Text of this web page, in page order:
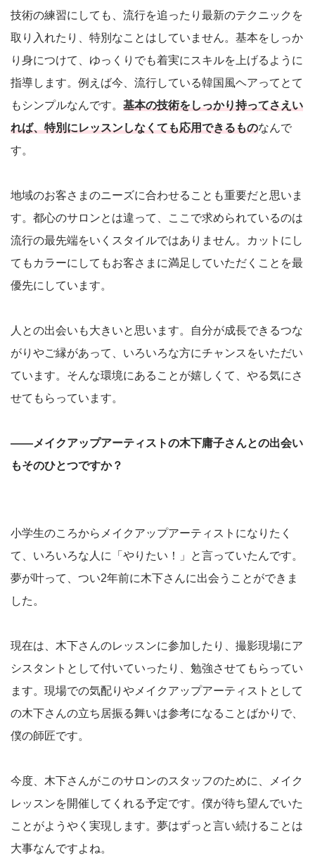
技術の練習にしても、流行を追ったり最新のテクニックを
取り入れたり、特別なことはしていません。基本をしっか
り身につけて、ゆっくりでも着実にスキルを上げるように
指導します。例えば今、流行している韓国風ヘアってとて
もシンプルなんです。 基本の技術をしっかり持ってさえい
れば、特別にレッスンしなくても応用できるものなんで
す。
地域のお客さまのニーズに合わせることも重要だと思いま
す。都心のサロンとは違って、ここで求められているのは
流行の最先端をいくスタイルではありません。カットにし
てもカラーにしてもお客さまに満足していただくことを最
優先にしています。
人との出会いも大きいと思います。自分が成長できるつな
がりやご縁があって、いろいろな方にチャンスをいただい
ています。そんな環境にあることが嬉しくて、やる気にさ
せてもらっています。
――メイクアップアーティストの木下庸子さんとの出会い
もそのひとつですか？
小学生のころからメイクアップアーティストになりたく
て、いろいろな人に「やりたい！」と言っていたんです。
夢が叶って、つい2年前に木下さんに出会うことができま
した。
現在は、木下さんのレッスンに参加したり、撮影現場にア
シスタントとして付いていったり、勉強させてもらってい
ます。現場での気配りやメイクアップアーティストとして
の木下さんの立ち居振る舞いは参考になることばかりで、
僕の師匠です。
今度、木下さんがこのサロンのスタッフのために、メイク
レッスンを開催してくれる予定です。僕が待ち望んでいた
ことがようやく実現します。夢はずっと言い続けることは
大事なんですよね。